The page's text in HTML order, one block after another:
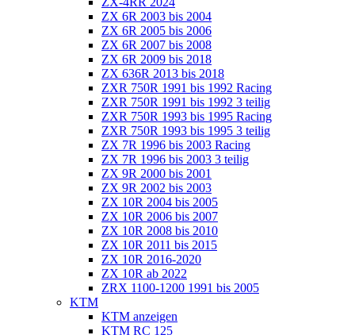
ZX 6R 2003 bis 2004
ZX 6R 2005 bis 2006
ZX 6R 2007 bis 2008
ZX 6R 2009 bis 2018
ZX 636R 2013 bis 2018
ZXR 750R 1991 bis 1992 Racing
ZXR 750R 1991 bis 1992 3 teilig
ZXR 750R 1993 bis 1995 Racing
ZXR 750R 1993 bis 1995 3 teilig
ZX 7R 1996 bis 2003 Racing
ZX 7R 1996 bis 2003 3 teilig
ZX 9R 2000 bis 2001
ZX 9R 2002 bis 2003
ZX 10R 2004 bis 2005
ZX 10R 2006 bis 2007
ZX 10R 2008 bis 2010
ZX 10R 2011 bis 2015
ZX 10R 2016-2020
ZX 10R ab 2022
ZRX 1100-1200 1991 bis 2005
KTM
KTM anzeigen
KTM RC 125